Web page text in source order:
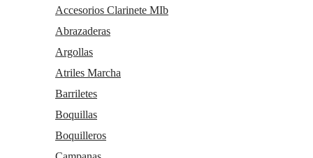
Accesorios Clarinete MIb
Abrazaderas
Argollas
Atriles Marcha
Barriletes
Boquillas
Boquilleros
Accesorios Clarinete Mib
Fecha de lanzamiento